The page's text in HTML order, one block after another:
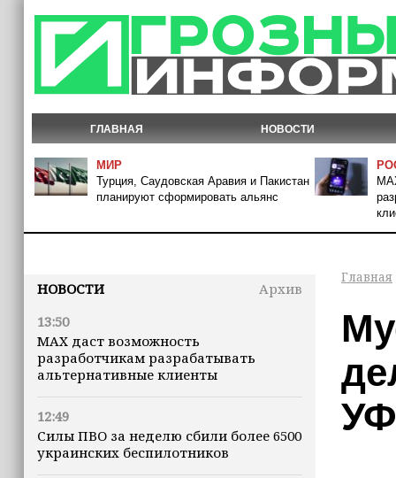
ГЛАВНАЯ НОВОСТИ
МИР
Турция, Саудовская Аравия и Пакистан
планируют сформировать альянс
НОВОСТИ
Архив
13:50
MAX даст возможность
разработчикам разрабатывать
альтернативные клиенты
12:49
Силы ПВО за неделю сбили более 6500
украинских беспилотников
Главная